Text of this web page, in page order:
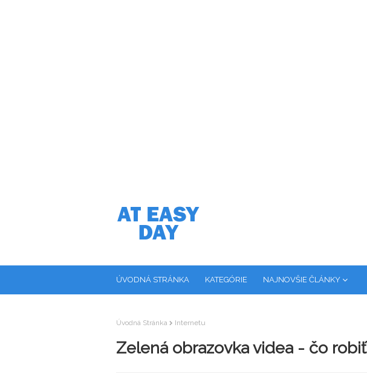
ÚVODNÁ STRÁNKA KATEGÓRIE NAJNOVŠIE ČLÁNKY
Úvodná Stránka Internetu
Zelená obrazovka videa - čo robiť